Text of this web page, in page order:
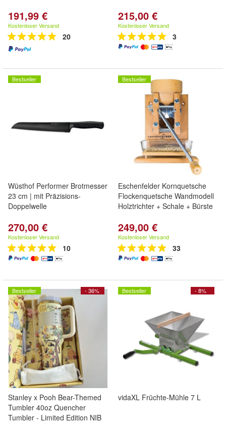
191,99 €
Kostenloser Versand
20
215,00 €
Kostenloser Versand
3
Bestseller
Wüsthof Performer Brotmesser
23 cm | mit Präzisions-
Doppelwelle
270,00 €
Kostenloser Versand
10
Bestseller
Eschenfelder Kornquetsche
Flockenquetsche Wandmodell
Holztrichter + Schale + Bürste
249,00 €
Kostenloser Versand
33
- 36%
Bestseller
Stanley x Pooh Bear-Themed
Tumbler 40oz Quencher
Tumbler - Limited Edition NIB
- 8%
Bestseller
vidaXL Früchte-Mühle 7 L